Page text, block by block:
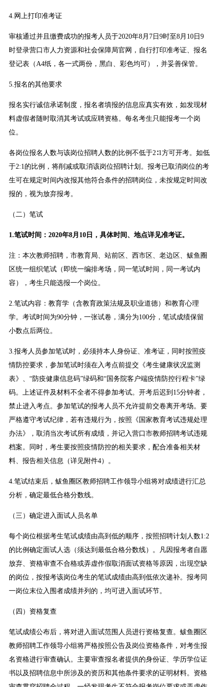
4.网上打印准考证
审核通过并且缴费成功的报考人员于2020年8月7日9时至8月10日9
时登录营口市人力资源和社会保障局官网，自行打印准考证、报名
登记表（A4纸，各一式两份，黑白、彩色均可），并妥善保管。
5.报名的其他要求
报名实行诚信承诺制度，报名者填报的信息应真实有效，如发现材
料虚假者随时取消其考试或应聘资格。每名考生只能报考一个岗
位。
各岗位报名人数与该岗位招聘人数的比例不低于2∶1方可开考。如低
于2:1的比例，将削减或取消该岗位招聘计划。报考已取消岗位的考
生可在规定时间内改报其他符合条件的招聘岗位，未按规定时间改
报的，视为放弃报考。
（二）笔试
1.笔试时间：2020年8月10日，具体时间、地点详见准考证。
注：本次教师招聘，市教育局、站前区、西市区、老边区、鲅鱼圈
区统一组织笔试（即统一编排考场，同一笔试时间，同一考试内
容），考生只能选报一个岗位。
2.笔试内容：教育学（含教育政策法规及职业道德）和教育心理
学。考试时间为90分钟，一张试卷，满分为100分，笔试成绩保留
小数点后两位。
3.报考人员参加笔试时，必须持本人身份证、准考证，同时按照疫
情防控要求，参加笔试时须在入考点前提交《考生健康状况监测
表》、“防疫健康信息码”绿码和“国务院客户端疫情防控行程卡”绿
码。上述证件及材料不全者不得参加考试。开考后迟到15分钟者，
禁止进入考点。参加笔试的报考人员不允许提前交卷离开考场。要
严格遵守考试纪律，若有违规行为，按照《国家教育考试违规处理
办法》，取消当次考试所有成绩，并记入营口市教师招聘考试违规
档案。同时，考生要按照疫情防控的相关要求，配合准备相关材
料、报告相关信息（详见附件4）。
4.笔试结束后，鲅鱼圈区教师招聘工作领导小组将对成绩进行汇总
分析，确定最低合格分数线。
（三）确定进入面试人员名单
每个岗位根据考生笔试成绩由高到低的顺序，按照招聘计划人数1:2
的比例确定面试人选（须达到最低合格分数线）。凡因报考者自愿
放弃、资格审查不合格或弄虚作假取消面试资格等原因，出现空缺
的岗位，按报考该岗位考生的笔试成绩由高到低依次递补。报考同
一岗位末位入围者成绩并列的，均可进入面试环节。
（四）资格复查
笔试成绩公布后，将对进入面试范围人员进行资格复查。鲅鱼圈区
教师招聘工作领导小组将严格按照公告及岗位资格条件，对考生报
名资格进行审查确认。主要审查报名者提供的身份证、学历学位证
书以及招聘信息中所涉及的资历和其他条件要求的证明材料。资格